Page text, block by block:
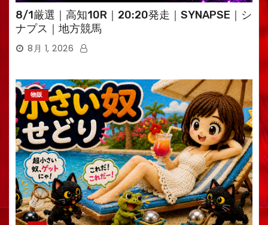
8/1厳選｜高知10R｜20:20発走｜SYNAPSE｜シ
ナプス｜地方競馬
8月 1, 2026
物販